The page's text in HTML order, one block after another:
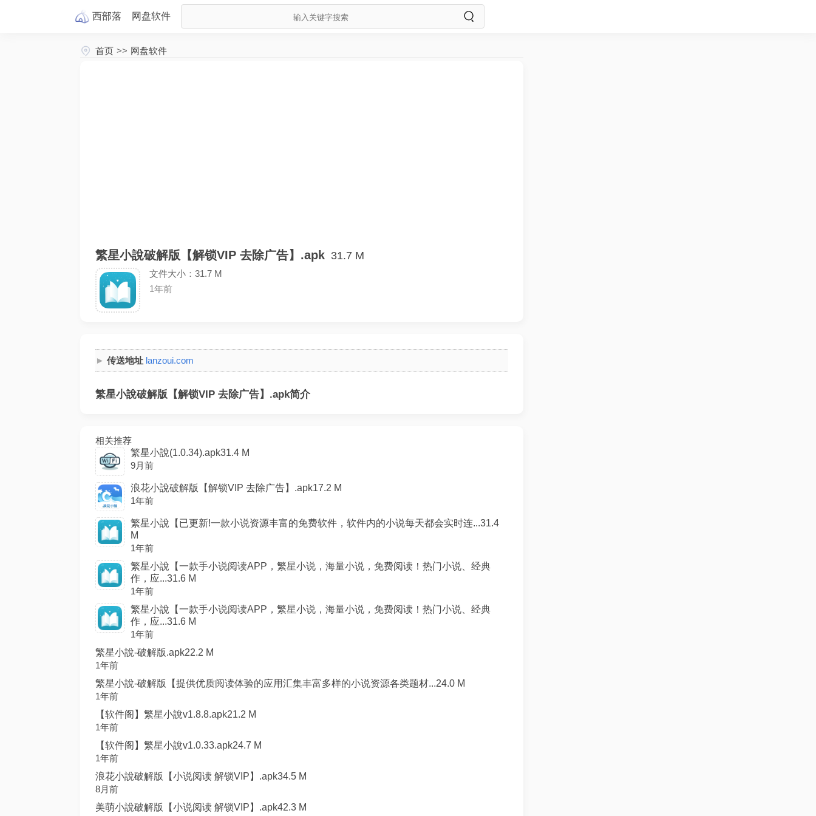
西部落 网盘软件
首页 >> 网盘软件
繁星小說破解版【解锁VIP 去除广告】.apk 31.7 M
文件大小：31.7 M
1年前
传送地址 lanzoui.com
繁星小說破解版【解锁VIP 去除广告】.apk简介
相关推荐
繁星小說(1.0.34).apk31.4 M
9月前
浪花小說破解版【解锁VIP 去除广告】.apk17.2 M
1年前
繁星小說【已更新!一款小说资源丰富的免费软件，软件内的小说每天都会实时连...31.4
M
1年前
繁星小說【一款手小说阅读APP，繁星小说，海量小说，免费阅读！热门小说、经典
作，应...31.6 M
1年前
繁星小說【一款手小说阅读APP，繁星小说，海量小说，免费阅读！热门小说、经典
作，应...31.6 M
1年前
繁星小說-破解版.apk22.2 M
1年前
繁星小說-破解版【提供优质阅读体验的应用汇集丰富多样的小说资源各类题材...24.0 M
1年前
【软件阁】繁星小說v1.8.8.apk21.2 M
1年前
【软件阁】繁星小說v1.0.33.apk24.7 M
1年前
浪花小說破解版【小说阅读 解锁VIP】.apk34.5 M
8月前
美萌小說破解版【小说阅读 解锁VIP】.apk42.3 M